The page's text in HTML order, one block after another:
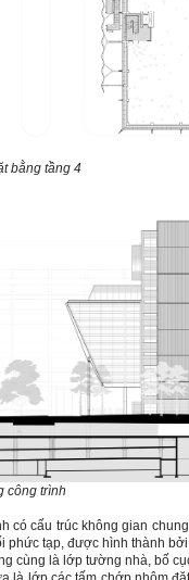
bằng tầng 4
công trình
có cấu trúc không gian
phức tạp, được hình thành
cùng là lớp tường nhà, bố